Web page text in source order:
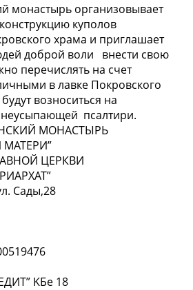
монастырь организовывает
куполов
храма и приглашает
доброй воли внести свою
перечислять на счет
в лавке Покровского
возноситься на
псалтири.
МОНАСТЫРЬ
ЦЕРКВИ
Сады,28
KБе 18